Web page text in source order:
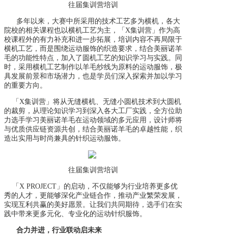
往届集训营培训
多年以来，大赛中所采用的技术工艺多为横机，各大
院校的相关课程也以横机工艺为主，「X集训营」作为高
校课程外的有力补充和进一步拓展，培训内容不再局限于
横机工艺，而是围绕运动服饰的织造要求，结合美丽诺羊
毛的功能性特点，加入了圆机工艺的知识学习与实践。同
时，采用横机工艺制作以羊毛纱线为原料的运动服饰，极
具发展前景和市场潜力，也是学员们深入探索并加以学习
的重要方向。
「X集训营」将从无缝横机、无缝小圆机技术到大圆机
的裁剪，从理论知识学习到深入各大工厂实践，全方位助
力选手学习美丽诺羊毛在运动领域的多元应用，设计师将
与优质供应链资源共创，结合美丽诺羊毛的卓越性能，织
造出实用与时尚兼具的针织运动服饰。
往届集训营培训
「X PROJECT」的启动，不仅能够为行业培养更多优
秀的人才，更能够深化产业链合作，推动产业繁荣发展，
实现互利共赢的美好愿景。让我们共同期待，选手们在实
践中带来更多元化、专业化的运动针织服饰。
合力并进，行业联动启未来